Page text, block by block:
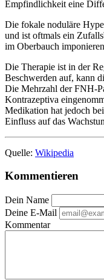
Empfindlichkeit eine
Die fokale noduläre
und ist oftmals ein
im Oberbauch
Die Therapie ist in der
Beschwerden auf, kann
Die Mehrzahl der FNH-
Kontrazeptiva
Medikation hat jedoch
Einfluss auf das
Quelle: Wikipedia
Kommentieren
Dein Name
Deine E-Mail
Kommentar